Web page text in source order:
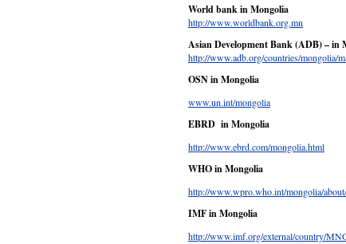
World bank in Mongolia
http://www.worldbank.org.mn
Asian Development Bank (ADB) – in
http://www.adb.org/countries/mongolia/
OSN in Mongolia
www.un.int/mongolia
EBRD in Mongolia
http://www.ebrd.com/mongolia.html
WHO in Mongolia
http://www.wpro.who.int/mongolia/
IMF in Mongolia
http://www.imf.org/external/country/